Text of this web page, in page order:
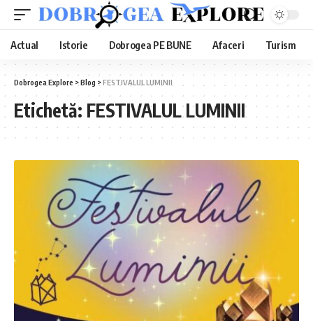
Actual Istorie Dobrogea PE BUNE Afaceri Turism
Dobrogea Explore >Blog >FESTIVALUL LUMINII
Etichetă: FESTIVALUL LUMINII